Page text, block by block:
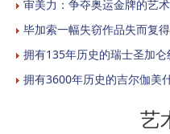
审美力：争夺奥运金牌的艺
毕加索一幅失窃作品失而复得
拥有135年历史的瑞士圣加
拥有3600年历史的吉尔伽美
艺